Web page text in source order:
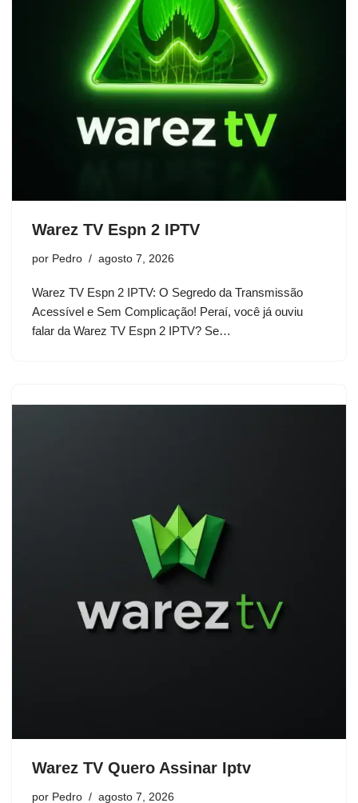
Warez TV Espn 2 IPTV
por Pedro agosto 7, 2026
Warez TV Espn 2 IPTV: O Segredo da Transmissão
Acessível e Sem Complicação! Peraí, você já ouviu
falar da Warez TV Espn 2 IPTV? Se…
Warez TV Quero Assinar Iptv
por Pedro agosto 7, 2026